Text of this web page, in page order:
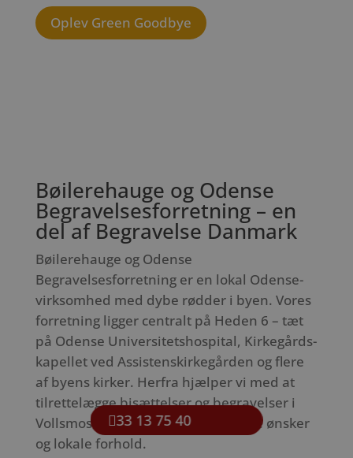
Oplev Green Goodbye
Bøilerehauge og Odense
Begravelsesforretning – en
del af Begravelse Danmark
Bøilerehauge og Odense
Begravelsesforretning er en lokal Odense-
virksomhed med dybe rødder i byen. Vores
forretning ligger centralt på Heden 6 – tæt
på Odense Universitetshospital, Kirkegårds-
kapellet ved Assistenskirkegården og flere
af byens kirker. Herfra hjælper vi med at
tilrettelægge bisættelser og begravelser i
Vollsmose, der tager højde for både ønsker
og lokale forhold.
33 13 75 40